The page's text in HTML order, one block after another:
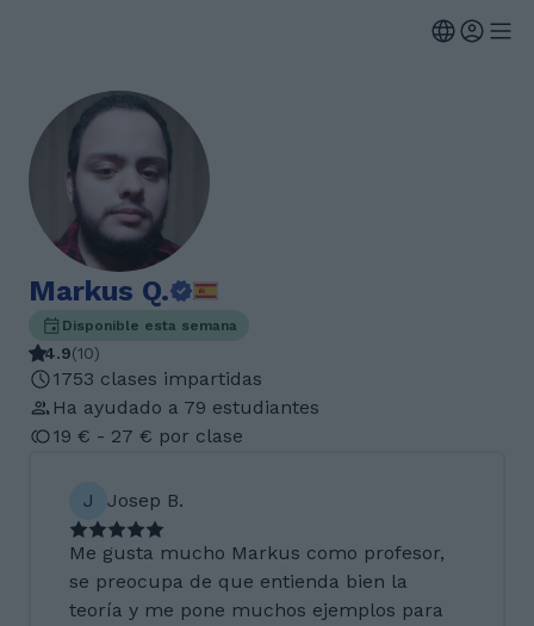
Markus Q.
Disponible esta semana
4.9(10)
1753 clases impartidas
Ha ayudado a 79 estudiantes
19 € - 27 € por clase
J Josep B.
Me gusta mucho Markus como profesor,
se preocupa de que entienda bien la
teoría y me pone muchos ejemplos para